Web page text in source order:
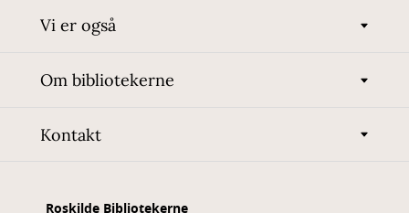
Vi er også
Om bibliotekerne
Kontakt
Roskilde Bibliotekerne